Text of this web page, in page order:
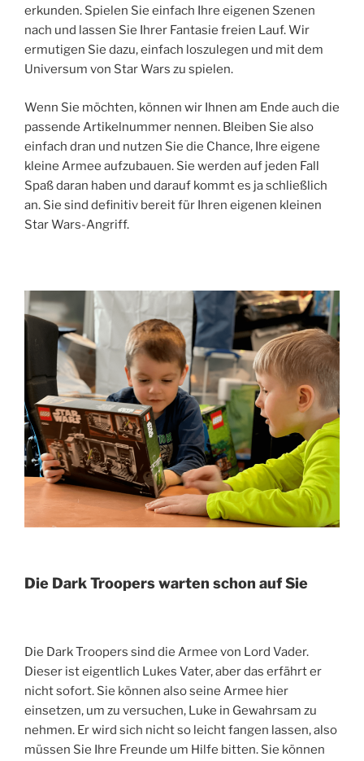
erkunden. Spielen Sie einfach Ihre eigenen Szenen
nach und lassen Sie Ihrer Fantasie freien Lauf. Wir
ermutigen Sie dazu, einfach loszulegen und mit dem
Universum von Star Wars zu spielen.
Wenn Sie möchten, können wir Ihnen am Ende auch die
passende Artikelnummer nennen. Bleiben Sie also
einfach dran und nutzen Sie die Chance, Ihre eigene
kleine Armee aufzubauen. Sie werden auf jeden Fall
Spaß daran haben und darauf kommt es ja schließlich
an. Sie sind definitiv bereit für Ihren eigenen kleinen
Star Wars-Angriff.
Die Dark Troopers warten schon auf Sie
Die Dark Troopers sind die Armee von Lord Vader.
Dieser ist eigentlich Lukes Vater, aber das erfährt er
nicht sofort. Sie können also seine Armee hier
einsetzen, um zu versuchen, Luke in Gewahrsam zu
nehmen. Er wird sich nicht so leicht fangen lassen, also
müssen Sie Ihre Freunde um Hilfe bitten. Sie können